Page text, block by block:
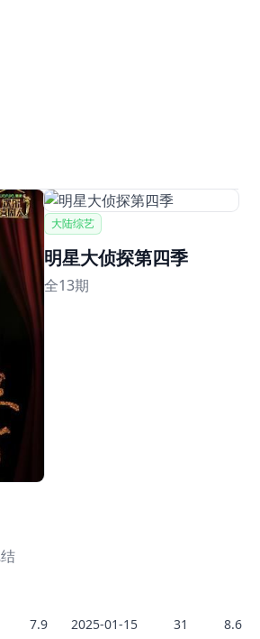
7.9
大陆综艺
明星大侦探第四季
全13期
2025-01-15 31 8.6